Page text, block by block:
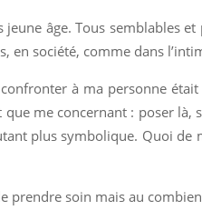
âge. Tous semblables
en société, comme dans
à ma personne était
me concernant : poser là,
plus symbolique. Quoi de
prendre soin mais au